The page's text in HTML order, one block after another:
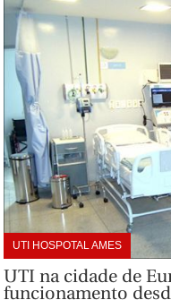
UTI HOSPOTAL AMES
UTI na cidade de
funcionamento